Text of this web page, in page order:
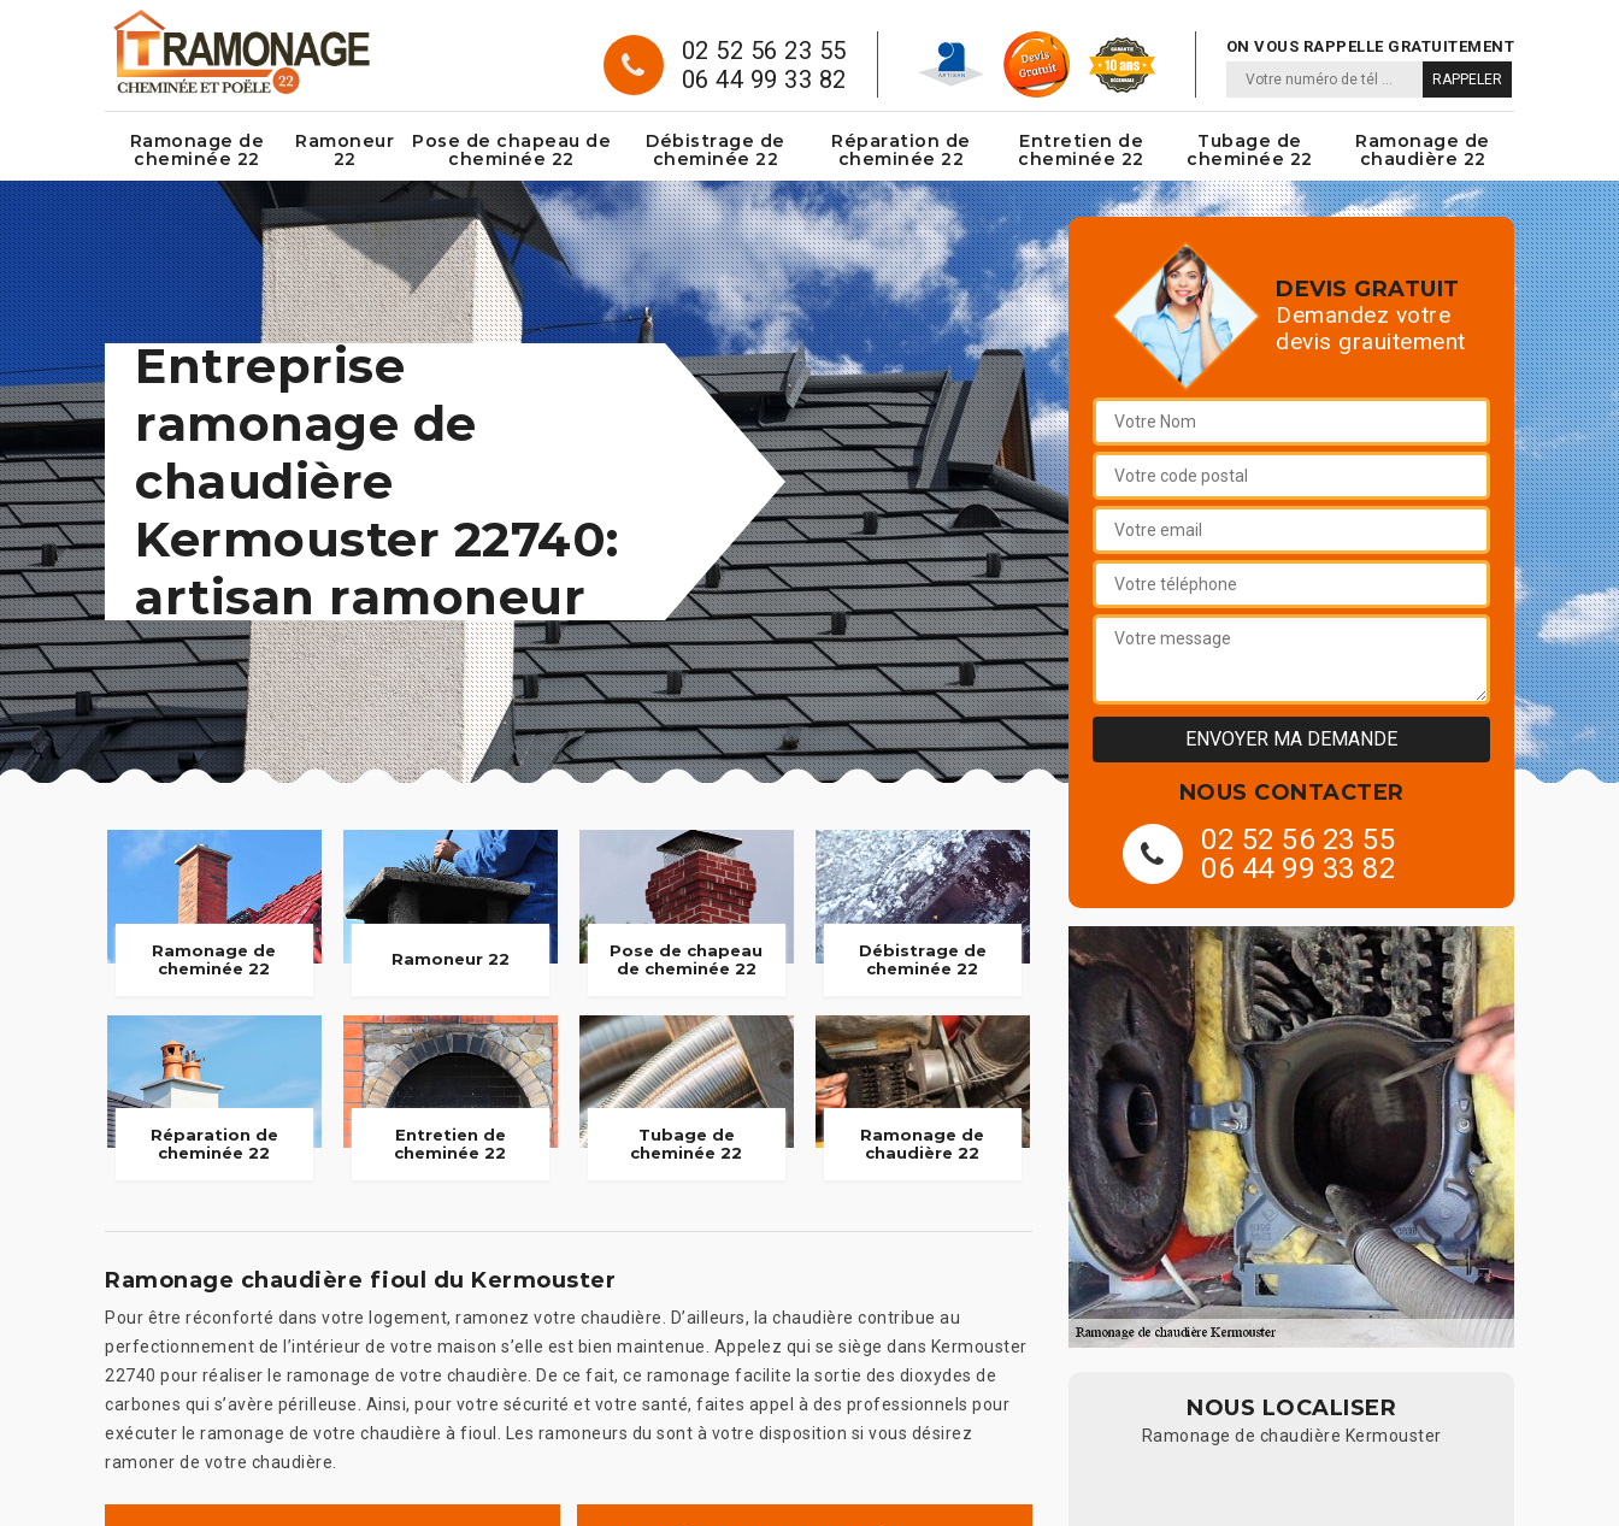
02 52 56 23 55
06 44 99 33 82
ON VOUS RAPPELLE GRATUITEMENT
Ramonage de
cheminée 22
Ramoneur
22
Pose de chapeau de
cheminée 22
Débistrage de
cheminée 22
Réparation de
cheminée 22
Entretien de
cheminée 22
Tubage de
cheminée 22
Ramonage de
chaudière 22
Entreprise
ramonage de
chaudière
Kermouster 22740:
artisan ramoneur
Ramonage de
cheminée 22
Ramoneur 22
Pose de chapeau
de cheminée 22
Débistrage de
cheminée 22
Réparation de
cheminée 22
Entretien de
cheminée 22
Tubage de
cheminée 22
Ramonage de
chaudière 22
Ramonage chaudière fioul du Kermouster
Pour être réconforté dans votre logement, ramonez votre chaudière. D’ailleurs, la chaudière contribue au
perfectionnement de l’intérieur de votre maison s’elle est bien maintenue. Appelez qui se siège dans Kermouster
22740 pour réaliser le ramonage de votre chaudière. De ce fait, ce ramonage facilite la sortie des dioxydes de
carbones qui s’avère périlleuse. Ainsi, pour votre sécurité et votre santé, faites appel à des professionnels pour
exécuter le ramonage de votre chaudière à fioul. Les ramoneurs du sont à votre disposition si vous désirez
ramoner de votre chaudière.
DEVIS GRATUIT
Demandez votre
devis grauitement
NOUS CONTACTER
02 52 56 23 55
06 44 99 33 82
NOUS LOCALISER
Ramonage de chaudière Kermouster